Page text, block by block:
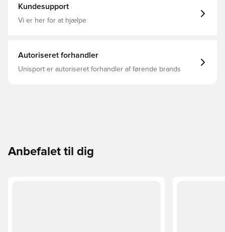
ærmer, Grå
Kundesupport
Vi er her for at hjælpe
Autoriseret forhandler
Unisport er autoriseret forhandler af førende brands
Anbefalet til dig